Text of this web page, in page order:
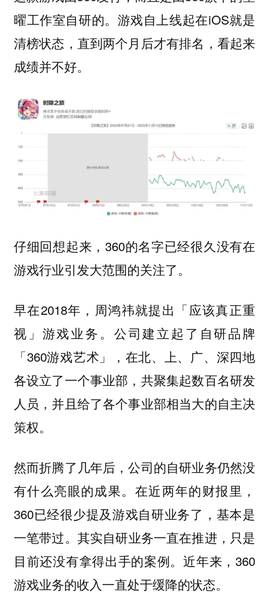
曜工作室自研的。游戏自上线起在iOS就是
清榜状态，直到两个月后才有排名，看起来
成绩并不好。
仔细回想起来，360的名字已经很久没有在
游戏行业引发大范围的关注了。
早在2018年，周鸿祎就提出「应该真正重
视」游戏业务。公司建立起了自研品牌
「360游戏艺术」，在北、上、广、深四地
各设立了一个事业部，共聚集起数百名研发
人员，并且给了各个事业部相当大的自主决
策权。
然而折腾了几年后，公司的自研业务仍然没
有什么亮眼的成果。在近两年的财报里，
360已经很少提及游戏自研业务了，基本是
一笔带过。 其实自研业务一直在推进，只是
目前还没有拿得出手的案例。近年来，360
游戏业务的收入一直处于缓降的状态。